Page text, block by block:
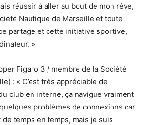
réussir à aller au bout de mon rêve,
Nautique de Marseille et toute
partage et cette initiative sportive,
»
Figaro 3 / membre de la Société
: « C’est très appréciable de
club en interne, ça navigue vraiment
problèmes de connexions car
de temps en temps, mais je suis